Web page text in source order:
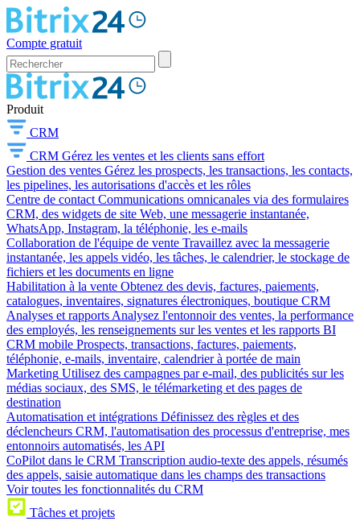
Compte gratuit
Produit
CRM
CRM Gérez les ventes et les clients sans effort
Gestion des ventes Gérez les prospects, les transactions, les contacts,
les pipelines, les autorisations d'accès et les rôles
Centre de contact Communications omnicanales via des formulaires
CRM, des widgets de site Web, une messagerie instantanée,
WhatsApp, Instagram, la téléphonie, les e-mails
Collaboration de l'équipe de vente Travaillez avec la messagerie
instantanée, les appels vidéo, les tâches, le calendrier, le stockage de
fichiers et les documents en ligne
Habilitation à la vente Obtenez des devis, factures, paiements,
catalogues, inventaires, signatures électroniques, boutique CRM
Analyses et rapports Analysez l'entonnoir des ventes, la performance
des employés, les renseignements sur les ventes et les rapports BI
CRM mobile Prospects, transactions, factures, paiements,
téléphonie, e-mails, inventaire, calendrier à portée de main
Marketing Utilisez des campagnes par e-mail, des publicités sur les
médias sociaux, des SMS, le télémarketing et des pages de
destination
Automatisation et intégrations Définissez des règles et des
déclencheurs CRM, l'automatisation des processus d'entreprise, mes
entonnoirs automatisés, les API
CoPilot dans le CRM Transcription audio-texte des appels, résumés
des appels, saisie automatique dans les champs des transactions
Voir toutes les fonctionnalités du CRM
Tâches et projets